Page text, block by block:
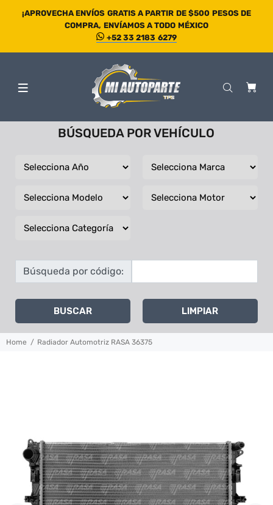
¡APROVECHA ENVÍOS GRATIS A PARTIR DE $500 PESOS DE
COMPRA, ENVÍAMOS A TODO MÉXICO
+52 33 2183 6279
BÚSQUEDA POR VEHÍCULO
Búsqueda por código:
BUSCAR LIMPIAR
Home Radiador Automotriz RASA 36375